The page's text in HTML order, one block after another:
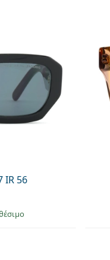
IR 56